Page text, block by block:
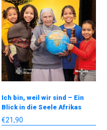
Ich bin, weil wir sind – Ein
Blick in die Seele Afrikas
€21,90